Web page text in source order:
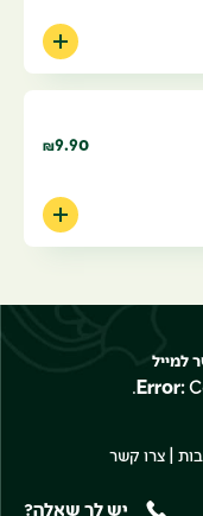
₪9.90
למייל
Error:
|צרו קשר
יש לך שאלה?